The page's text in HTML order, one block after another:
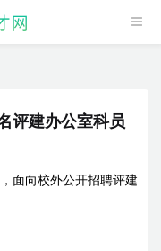
评建办公室科员
面向校外公开招聘评建